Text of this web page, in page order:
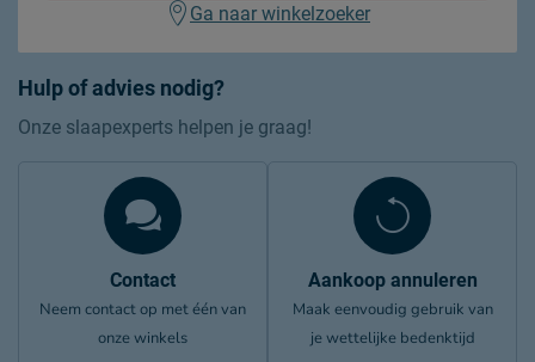
Hulp of advies nodig?
Onze slaapexperts helpen je graag!
Contact
Neem contact op met één van
onze winkels
Aankoop annuleren
Maak eenvoudig gebruik van
je wettelijke bedenktijd
Ga naar winkelzoeker